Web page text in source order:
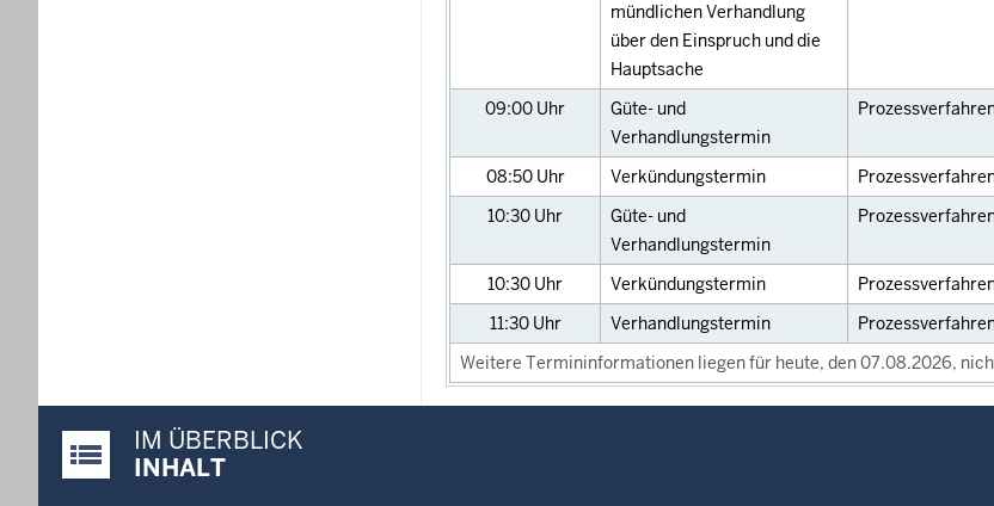
mündlichen Verhandlung
über den Einspruch und die
Hauptsache
09:00 Uhr
Güte- und
Verhandlungstermin
08:50 Uhr Verkündungstermin
10:30 Uhr
Güte- und
Verhandlungstermin
10:30 Uhr Verkündungstermin
11:30 Uhr Verhandlungstermin
Weitere Termininformationen liegen für heute, den 07.08.2026,
Justiz-Portal im Überblick:
IM ÜBERBLICK
INHALT